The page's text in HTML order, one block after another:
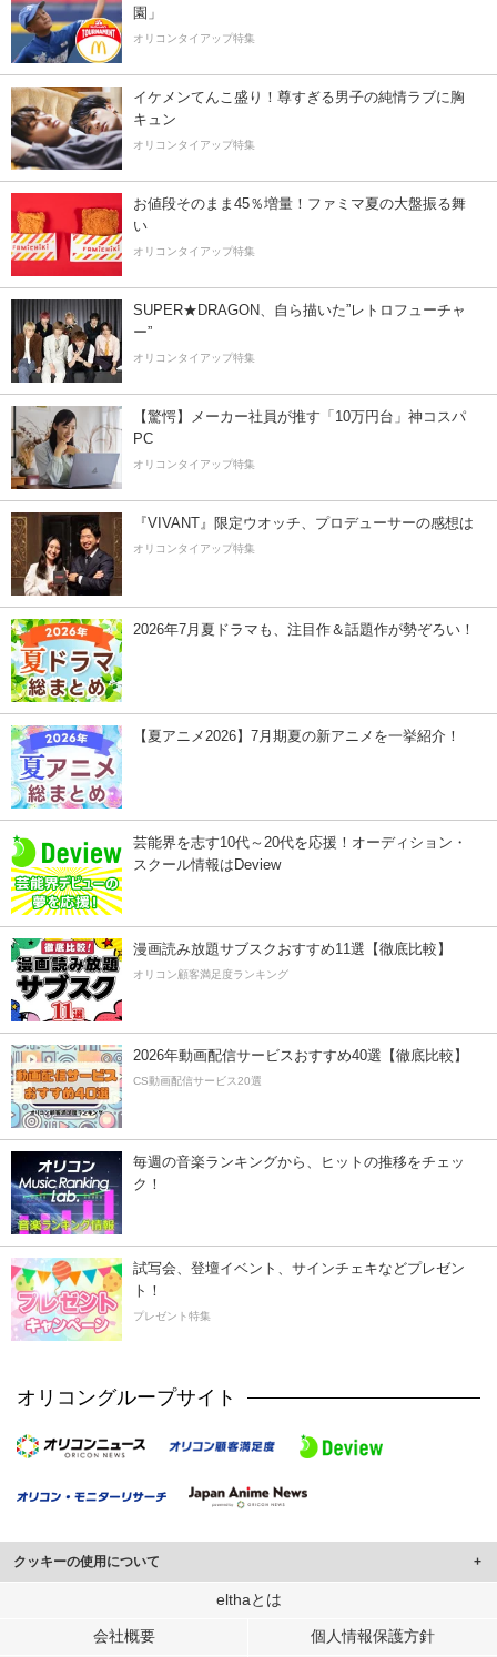
園」
オリコンタイアップ特集
イケメンてんこ盛り！尊すぎる男子の純情ラブに胸
キュン
オリコンタイアップ特集
お値段そのまま45％増量！ファミマ夏の大盤振る舞
い
オリコンタイアップ特集
SUPER★DRAGON、自ら描いた”レトロフューチャ
ー”
オリコンタイアップ特集
【驚愕】メーカー社員が推す「10万円台」神コスパ
PC
オリコンタイアップ特集
『VIVANT』限定ウオッチ、プロデューサーの感想は
オリコンタイアップ特集
2026年7月夏ドラマも、注目作＆話題作が勢ぞろい！
【夏アニメ2026】7月期夏の新アニメを一挙紹介！
芸能界を志す10代～20代を応援！オーディション・
スクール情報はDeview
漫画読み放題サブスクおすすめ11選【徹底比較】
オリコン顧客満足度ランキング
2026年動画配信サービスおすすめ40選【徹底比較】
CS動画配信サービス20選
毎週の音楽ランキングから、ヒットの推移をチェッ
ク！
試写会、登壇イベント、サインチェキなどプレゼン
ト！
プレゼント特集
オリコングループサイト
クッキーの使用について
このサイトでは Cookie を使用して、ユーザーに合わせたコンテンツや広告の
行っています。
elthaとは
会社概要 個人情報保護方針